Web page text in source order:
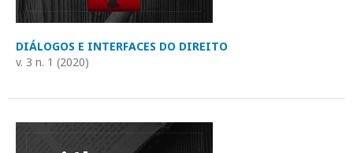
DIÁLOGOS E INTERFACES DO DIREITO
v. 3 n. 1 (2020)